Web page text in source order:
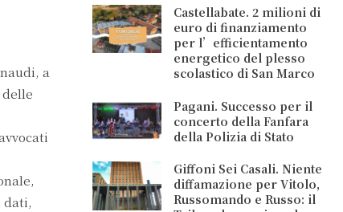
a
dati,
Castellabate. 2 milioni di
euro di finanziamento
per l’efficientamento
energetico del plesso
scolastico di San Marco
Pagani. Successo per il
concerto della Fanfara
della Polizia di Stato
Giffoni Sei Casali. Niente
diffamazione per Vitolo,
Russomando e Russo: il